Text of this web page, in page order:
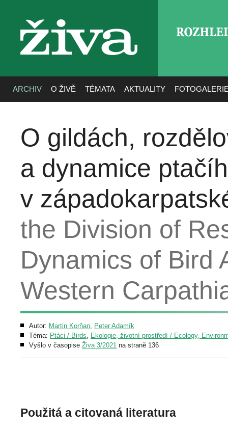
živa
ARCHIV O ŽIVĚ TÉMATA AKTUALITY
O gildách,
a dynamice
v
the Division of
Dynamics of Bird
Western
Autor: Martin Korňan, Peter Adamík
Téma: Ptáci / Birds, Ekologie, životní prostředí / Ecology,
Vyšlo v časopise Živa 3/2021 na straně 136
Použitá a citovaná literatura